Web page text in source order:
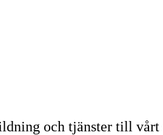
och tjänster till vårt